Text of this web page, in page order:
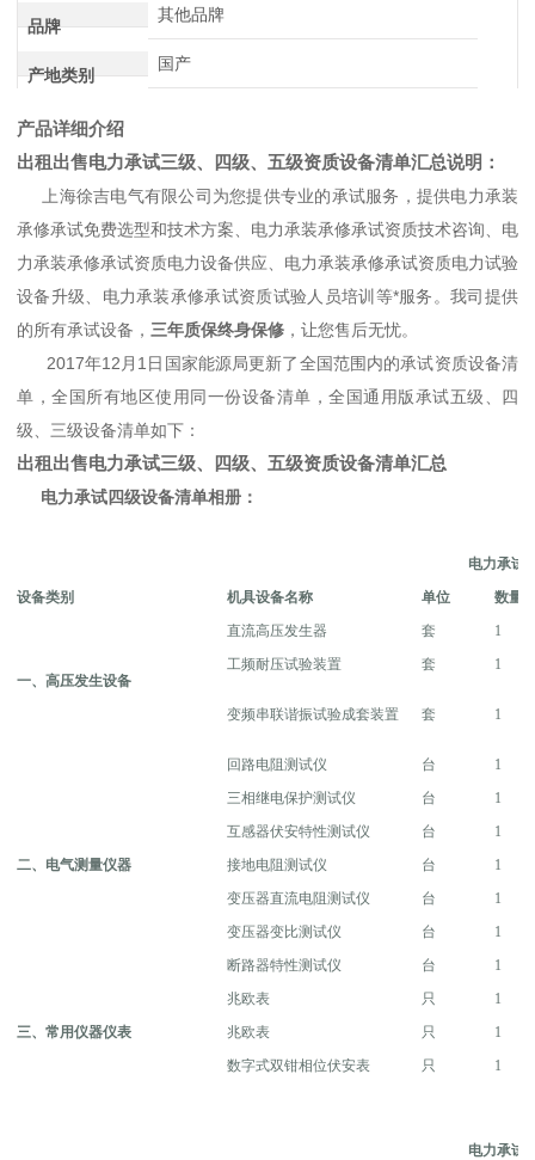
品牌
其他品牌
产地类别
国产
产品详细介绍
出租出售电力承试三级、四级、五级资质设备清单汇总说明：
上海徐吉电气有限公司为您提供专业的承试服务，提供电力承装
承修承试免费选型和技术方案、电力承装承修承试资质技术咨询、电
力承装承修承试资质电力设备供应、电力承装承修承试资质电力试验
设备升级、电力承装承修承试资质试验人员培训等*服务。我司提供
的所有承试设备， 三年质保终身保修 ，让您售后无忧。
2017年12月1日国家能源局更新了全国范围内的承试资质设备清
单，全国所有地区使用同一份设备清单，全国通用版承试五级、四
级、三级设备清单如下：
出租出售电力承试三级、四级、五级资质设备清单汇总
电力承试四级设备清单相册：
电力承试
设备类别
机具设备名称 单位 数量
一、高压发生设备
直流高压发生器 套
1
工频耐压试验装置
套 1
变频串联谐振试验成套装置 套 1
二、电气测量仪器
回路电阻测试仪 台
1
三相继电保护测试仪
台
1
互感器伏安特性测试仪
台
1
接地电阻测试仪
台
1
变压器直流电阻测试仪
台
1
变压器变比测试仪
台
1
断路器特性测试仪
台 1
三、常用仪器仪表
兆欧表 只
1
兆欧表
只
1
数字式双钳相位伏安表
只 1
电力承试